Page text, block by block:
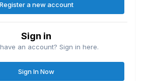
Register a new account
Sign in
an account? Sign in here.
Sign In Now